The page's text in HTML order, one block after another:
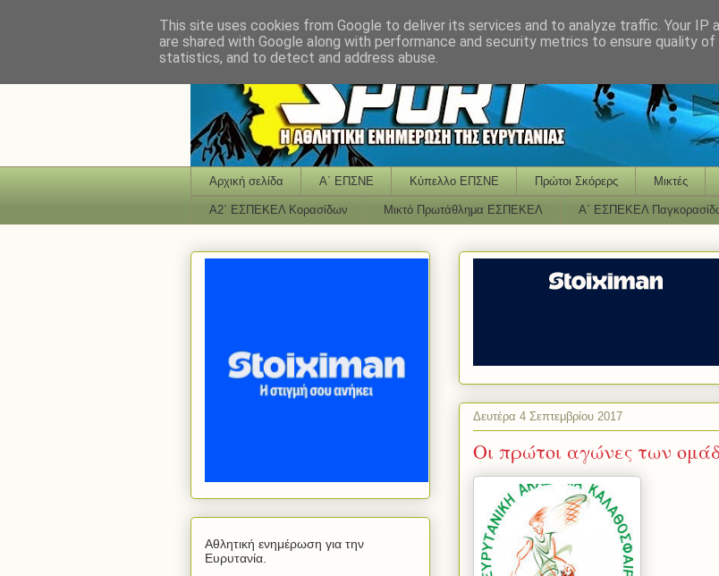
Αρχική σελίδα Α΄ ΕΠΣΝΕ Κύπελλο ΕΠΣΝΕ Πρώτοι Σκόρερς Μικτές
Α2΄ ΕΣΠΕΚΕΛ Κορασίδων Μικτό Πρωτάθλημα ΕΣΠΕΚΕΛ Α΄ ΕΣΠΕΚΕΛ
Δευτέρα 4 Σεπτεμβρίου 2017
Οι πρώτοι αγώνες των
Αθλητική ενημέρωση για την
Ευρυτανία.
This site uses cookies from Google to deliver its services and to analyze traffic. Your IP
are shared with Google along with performance and security metrics to ensure quality of
statistics, and to detect and address abuse.